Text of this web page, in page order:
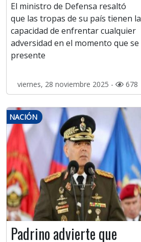
El ministro de Defensa resaltó
que las tropas de su país tienen la
capacidad de enfrentar cualquier
adversidad en el momento que se
presente
viernes, 28 noviembre 2025 - 678
NACIÓN
Padrino advierte que